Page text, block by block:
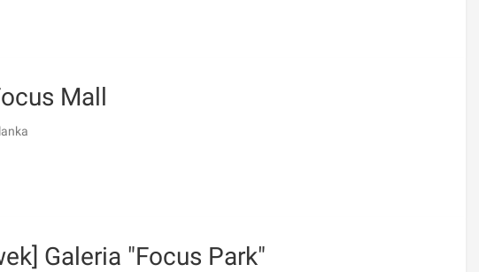
Mall
Galeria "Focus Park"